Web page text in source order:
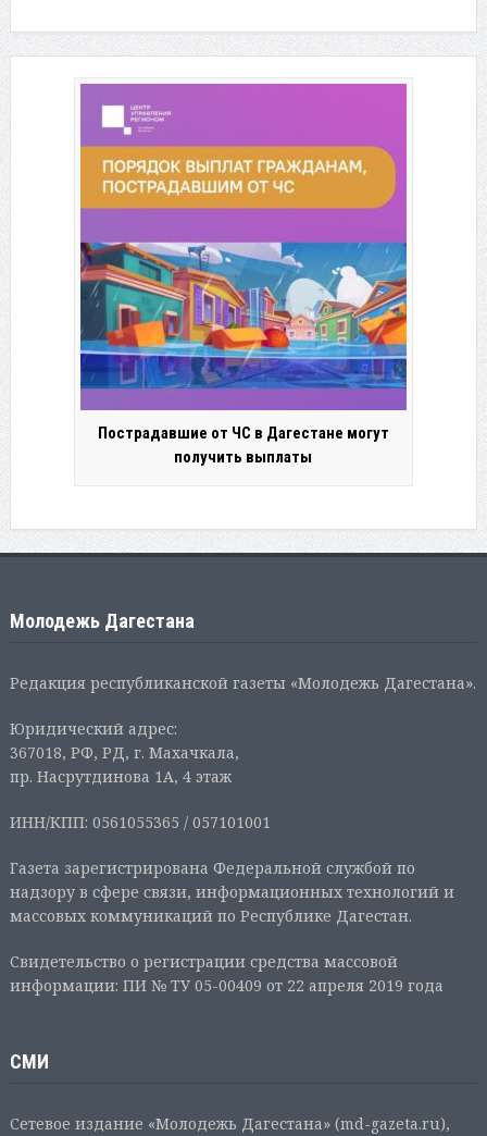
Пострадавшие от ЧС в Дагестане могут
получить выплаты
Молодежь Дагестана
Редакция республиканской газеты «Молодежь Дагестана».
Юридический адрес:
367018, РФ, РД, г. Махачкала,
пр. Насрутдинова 1А, 4 этаж
ИНН/КПП: 0561055365 / 057101001
Газета зарегистрирована Федеральной службой по
надзору в сфере связи, информационных технологий и
массовых коммуникаций по Республике Дагестан.
Свидетельство о регистрации средства массовой
информации: ПИ № ТУ 05-00409 от 22 апреля 2019 года
СМИ
Сетевое издание «Молодежь Дагестана» (md-gazeta.ru),